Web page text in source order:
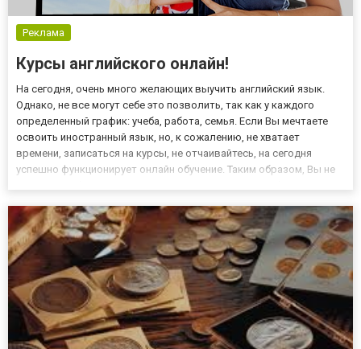
Реклама
Курсы английского онлайн!
На сегодня, очень много желающих выучить английский язык.
Однако, не все могут себе это позволить, так как у каждого
определенный график: учеба, работа, семья. Если Вы мечтаете
освоить иностранный язык, но, к сожалению, не хватает
времени, записаться на курсы, не отчаивайтесь, на сегодня
успешно функционирует онлайн обучение. Таким образом, Вы не